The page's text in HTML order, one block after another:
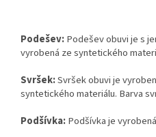
Podešev:Podešev obuvi je s
vyrobená ze syntetického
Svršek:Svršek obuvi je
syntetického materiálu. Barva
Podšívka:Podšívka je